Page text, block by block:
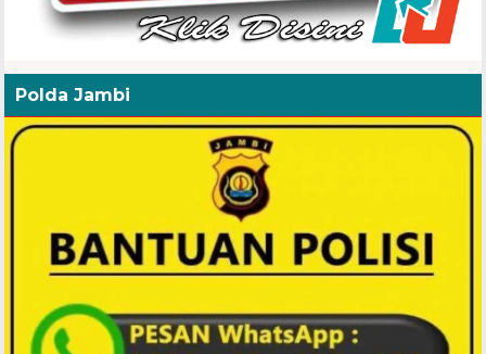
Polda Jambi